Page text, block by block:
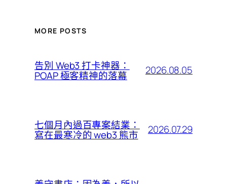
MORE POSTS
告別 Web3 打卡神器：
POAP 極客精神的落幕 2026.08.05
七個月內過百專案結業：
寫在最寒冷的 web3 熊市 2026.07.29